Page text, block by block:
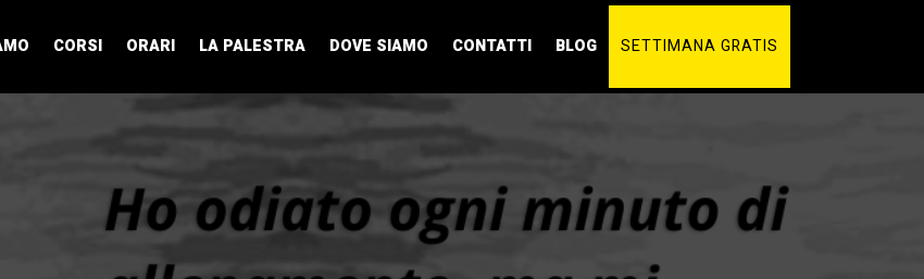
CORSI ORARI LA PALESTRA DOVE SIAMO CONTATTI BLOG SETTIMANA GRATIS